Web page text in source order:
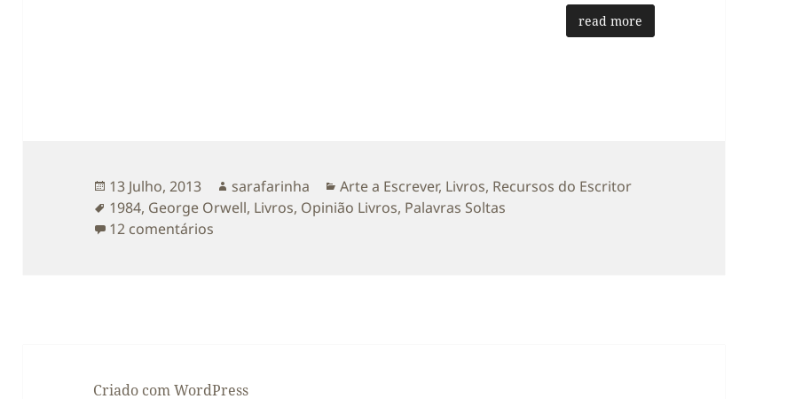
read more
Publicado
a
13 Julho, 2013 Autor
sarafarinha Categorias
Arte a Escrever, Livros, Recursos do Escritor
Etiquetas
1984, George Orwell, Livros, Opinião Livros, Palavras Soltas
12 comentários
Criado com WordPress